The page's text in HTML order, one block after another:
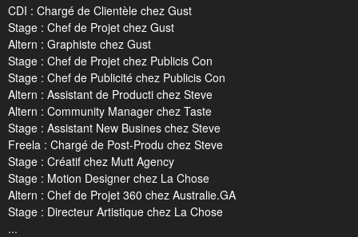
CDI : Chargé de Clientèle chez Gust
Stage : Chef de Projet chez Gust
Altern : Graphiste chez Gust
Stage : Chef de Projet chez Publicis Con
Stage : Chef de Publicité chez Publicis Con
Altern : Assistant de Producti chez Steve
Altern : Community Manager chez Taste
Stage : Assistant New Busines chez Steve
Freela : Chargé de Post-Produ chez Steve
Stage : Créatif chez Mutt Agency
Stage : Motion Designer chez La Chose
Altern : Chef de Projet 360 chez Australie.GA
Stage : Directeur Artistique chez La Chose
...